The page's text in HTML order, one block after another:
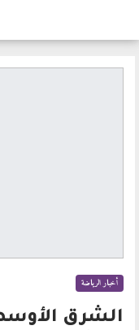
أخبار الرياضة
الشرق